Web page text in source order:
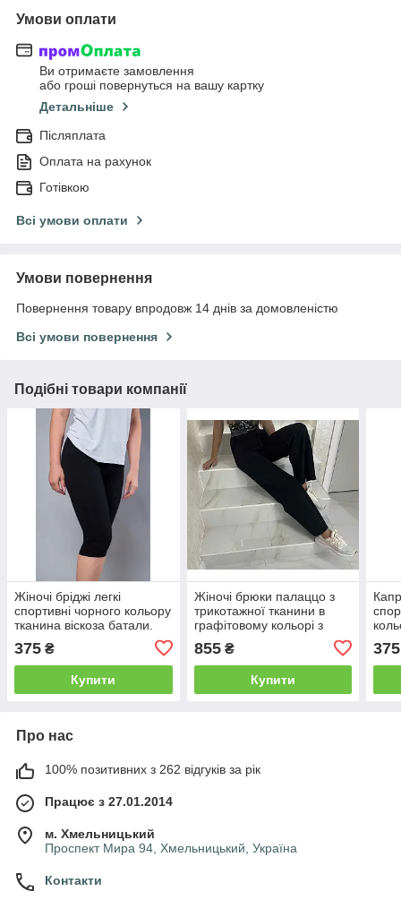
Умови оплати
Ви отримаєте замовлення
або гроші повернуться на вашу картку
Детальніше
Післяплата
Оплата на рахунок
Готівкою
Всі умови оплати
Умови повернення
Повернення товару впродовж 14 днів за домовленістю
Всі умови повернення
Подібні товари компанії
Жіночі бріджі легкі
спортивні чорного кольору
тканина віскоза батали.
375 ₴
Купити
Жіночі брюки палаццо з
трикотажної тканини в
графітовому кольорі з
широким поясом розміри
від 46 до 54
855₴
Купити
76
375
Про нас
100% позитивних з 262 відгуків за рік
Працює з 27.01.2014
м. Хмельницький
Проспект Мира 94, Хмельницький, Україна
Контакти